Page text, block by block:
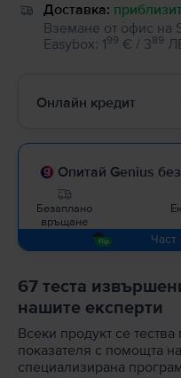
Доставка:
Вземане от офис на
Easybox: 199 € / 389
Онлайн кредит
Опитай Genius
Безаплано
връщане
Част
67 теста
нашите експерти
Всеки продукт се тества
показателя с помощта на
специализирана